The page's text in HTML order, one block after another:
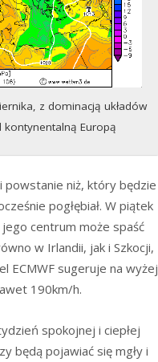
z dominacją układów
Europą
powstanie niż, który będzie
pogłębiał. W piątek
centrum może spaść
w Irlandii, jak i Szkocji,
ECMWF sugeruje na wyżej
190km/h.
spokojnej i ciepłej
będą pojawiać się mgły i